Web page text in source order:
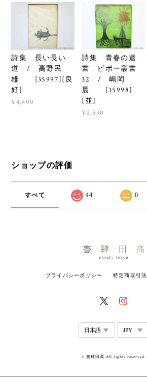
詩集 長い長い
道 / 高野民
雄 [35997][良
好]
¥4,400
詩集 青春の遺
書 ピポー叢書
32 / 嶋岡
晨 [35998]
[並]
¥2,530
ショップの評価
すべて 44 0
プライバシーポリシー 特定商取引
© 書肆田高 All rights reserved.